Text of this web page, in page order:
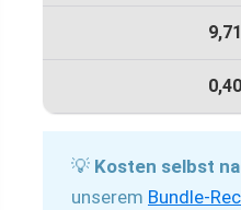
💡 Kosten selbst
unserem Bundle-